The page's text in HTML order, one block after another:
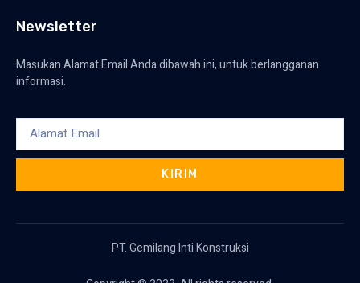
Newsletter
Masukan Alamat Email Anda dibawah ini, untuk berlangganan
informasi.
KIRIM
PT. Gemilang Inti Konstruksi